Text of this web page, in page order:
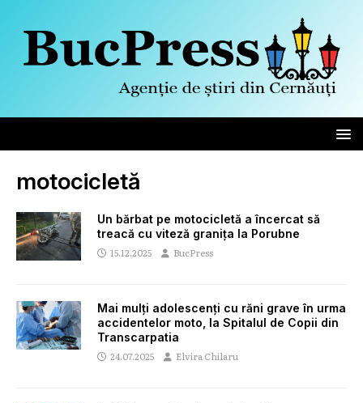
motocicletă
Un bărbat pe motocicletă a încercat să
treacă cu viteză granița la Porubne
15.12.2025 BucPress
Mai mulți adolescenți cu răni grave în urma
accidentelor moto, la Spitalul de Copii din
Transcarpatia
24.07.2025 Elvira Chilaru